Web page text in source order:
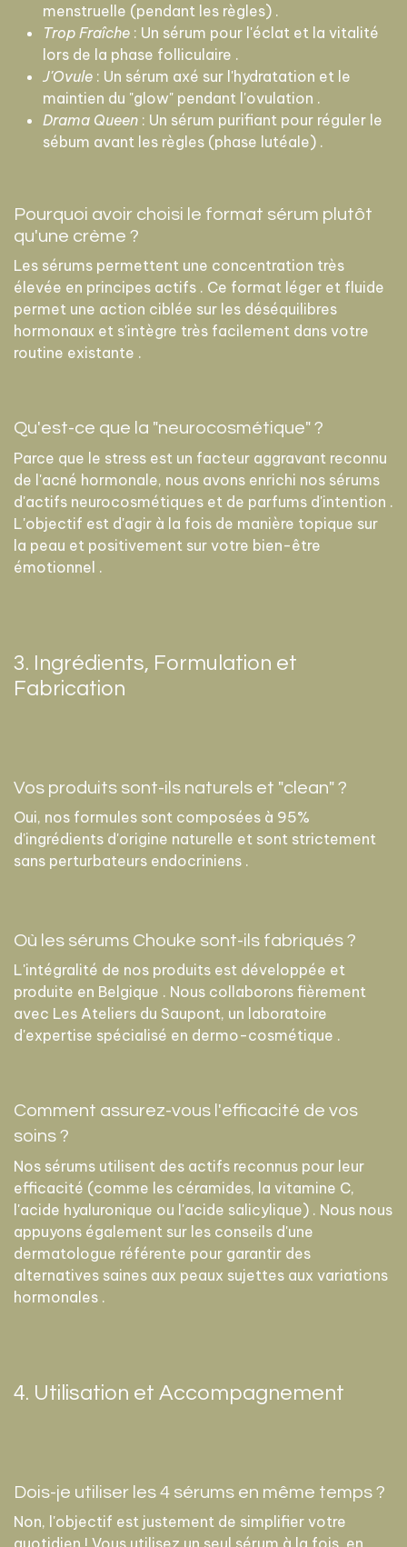
menstruelle (pendant les règles) .
Trop Fraîche : Un sérum pour l'éclat et la vitalité
lors de la phase folliculaire .
J'Ovule : Un sérum axé sur l'hydratation et le
maintien du "glow" pendant l'ovulation .
Drama Queen : Un sérum purifiant pour réguler le
sébum avant les règles (phase lutéale) .
Pourquoi avoir choisi le format sérum plutôt
qu'une crème ?
Les sérums permettent une concentration très
élevée en principes actifs . Ce format léger et fluide
permet une action ciblée sur les déséquilibres
hormonaux et s'intègre très facilement dans votre
routine existante .
Qu'est-ce que la "neurocosmétique" ?
Parce que le stress est un facteur aggravant reconnu
de l'acné hormonale, nous avons enrichi nos sérums
d'actifs neurocosmétiques et de parfums d'intention .
L'objectif est d'agir à la fois de manière topique sur
la peau et positivement sur votre bien-être
émotionnel .
3. Ingrédients, Formulation et
Fabrication
Vos produits sont-ils naturels et "clean" ?
Oui, nos formules sont composées à 95%
d'ingrédients d'origine naturelle et sont strictement
sans perturbateurs endocriniens .
Où les sérums Chouke sont-ils fabriqués ?
L'intégralité de nos produits est développée et
produite en Belgique . Nous collaborons fièrement
avec Les Ateliers du Saupont, un laboratoire
d'expertise spécialisé en dermo-cosmétique .
Comment assurez-vous l'efficacité de vos
soins ?
Nos sérums utilisent des actifs reconnus pour leur
efficacité (comme les céramides, la vitamine C,
l'acide hyaluronique ou l'acide salicylique) . Nous nous
appuyons également sur les conseils d'une
dermatologue référente pour garantir des
alternatives saines aux peaux sujettes aux variations
hormonales .
4. Utilisation et Accompagnement
Dois-je utiliser les 4 sérums en même temps ?
Non, l'objectif est justement de simplifier votre
quotidien ! Vous utilisez un seul sérum à la fois, en